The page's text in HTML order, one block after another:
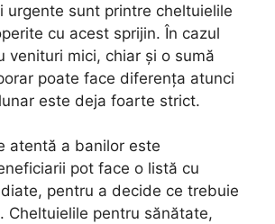
urgente sunt printre cheltuielile
cu acest sprijin. În cazul
venituri mici, chiar și o sumă
poate face diferența atunci
este deja foarte strict.
atentă a banilor este
pot face o listă cu
pentru a decide ce trebuie
Cheltuielile pentru sănătate,